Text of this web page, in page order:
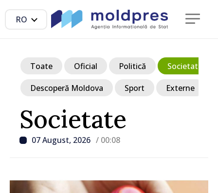
RO
Societate
07 August, 2026 / 00:08
Toate Oficial Politică Societate
Descoperă Moldova Sport Externe